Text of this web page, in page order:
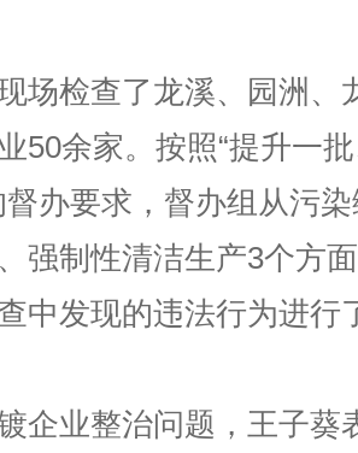
检查了龙溪、园洲、
50余家。按照“提升一
督办要求，督办组从污
强制性清洁生产3个方
中发现的违法行为进行
业整治问题，王子葵